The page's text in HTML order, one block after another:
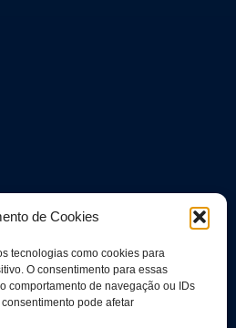
de Cookies
tecnologias como cookies para
O consentimento para essas
comportamento de navegação ou IDs
pode afetar